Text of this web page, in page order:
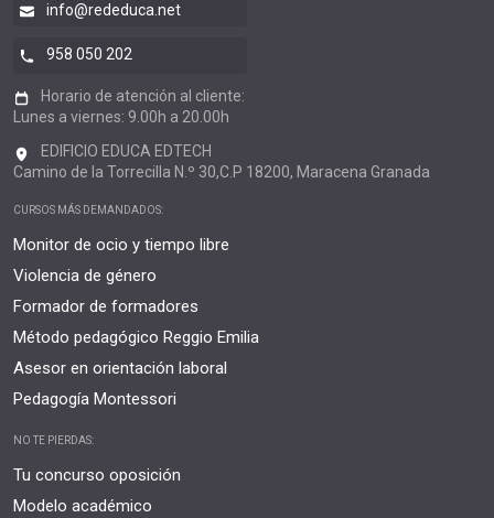
info@rededuca.net
958 050 202
Horario de atención al cliente:
Lunes a viernes: 9.00h a 20.00h
EDIFICIO EDUCA EDTECH
Camino de la Torrecilla N.º 30,C.P 18200, Maracena Granada
CURSOS MÁS DEMANDADOS:
Monitor de ocio y tiempo libre
Violencia de género
Formador de formadores
Método pedagógico Reggio Emilia
Asesor en orientación laboral
Pedagogía Montessori
NO TE PIERDAS:
Tu concurso oposición
Modelo académico